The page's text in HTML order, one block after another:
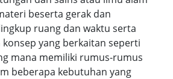
beserta gerak dan
ruang dan waktu serta
yang berkaitan seperti
mana memiliki rumus-rumus
beberapa kebutuhan yang